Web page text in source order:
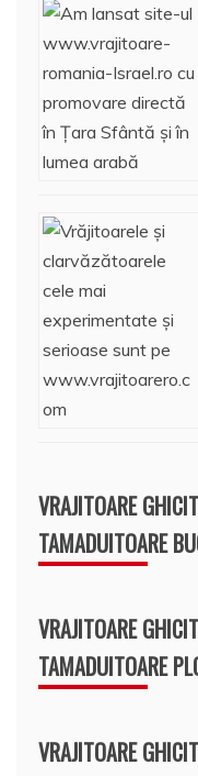
VRAJITOARE
TAMADUITOARE
VRAJITOARE
TAMADUITOARE
VRAJITOARE